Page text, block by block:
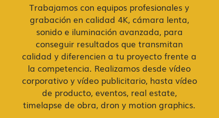
Trabajamos con equipos profesionales y
grabación en calidad 4K, cámara lenta,
sonido e iluminación avanzada, para
conseguir resultados que transmitan
calidad y diferencien a tu proyecto frente a
la competencia. Realizamos desdevídeo
corporativoy vídeo publicitario, hasta vídeo
de producto, eventos, real estate,
timelapse de obra, dron y motion graphics.